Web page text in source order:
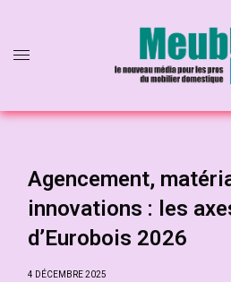
Agencement,
innovations : les
d’Eurobois 2026
4 DÉCEMBRE 2025